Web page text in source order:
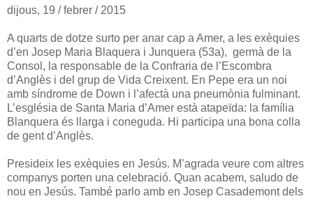
dijous, 19 / febrer / 2015
A quarts de dotze surto per anar cap a Amer, a les exèquies
d’en Josep Maria Blaquera i Junquera (53a), germà de la
Consol, la responsable de la Confraria de l’Escombra
d’Anglès i del grup de Vida Creixent. En Pepe era un noi
amb síndrome de Down i l’afectà una pneumònia fulminant.
L’església de Santa Maria d’Amer està atapeïda: la família
Blanquera és llarga i coneguda. Hi participa una bona colla
de gent d’Anglès.
Presideix les exèquies en Jesús. M’agrada veure com altres
companys porten una celebració. Quan acabem, saludo de
nou en Jesús. També parlo amb en Josep Casademont dels